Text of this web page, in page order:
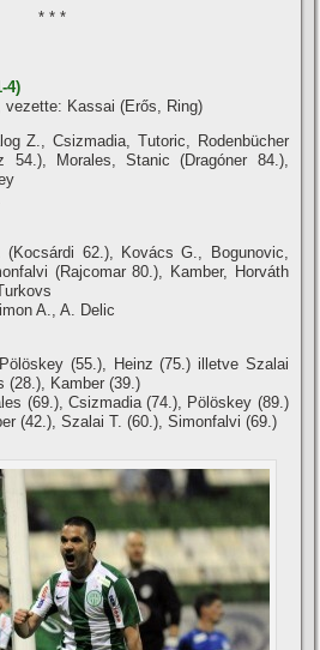
* * *
4)
Kassai (Erős, Ring)
Z., Csizmadia, Tutoric, Rodenbücher
54.), Morales, Stanic (Dragóner 84.),
62.), Kovács G., Bogunovic,
(Rajcomar 80.), Kamber, Horváth
A., A. Delic
(55.), Heinz (75.) illetve Szalai
(28.), Kamber (39.)
(69.), Csizmadia (74.), Pölöskey (89.)
(42.), Szalai T. (60.), Simonfalvi (69.)